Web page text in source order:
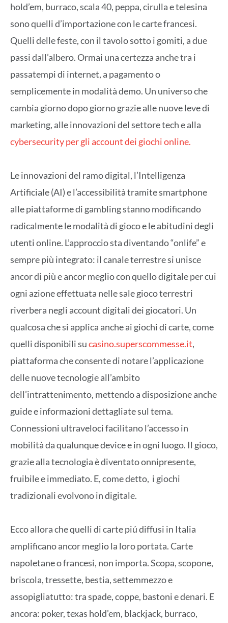
hold’em, burraco, scala 40, peppa, cirulla e telesina
sono quelli d’importazione con le carte francesi.
Quelli delle feste, con il tavolo sotto i gomiti, a due
passi dall’albero. Ormai una certezza anche tra i
passatempi di internet, a pagamento o
semplicemente in modalità demo. Un universo che
cambia giorno dopo giorno grazie alle nuove leve di
marketing, alle innovazioni del settore tech e alla
cybersecurity per gli account dei giochi online.
Le innovazioni del ramo digital, l’Intelligenza
Artificiale (AI) e l’accessibilità tramite smartphone
alle piattaforme di gambling stanno modificando
radicalmente le modalità di gioco e le abitudini degli
utenti online. L’approccio sta diventando “onlife” e
sempre più integrato: il canale terrestre si unisce
ancor di più e ancor meglio con quello digitale per cui
ogni azione effettuata nelle sale gioco terrestri
riverbera negli account digitali dei giocatori. Un
qualcosa che si applica anche ai giochi di carte, come
quelli disponibili sucasino.superscommesse.it,
piattaforma che consente di notare l’applicazione
delle nuove tecnologie all’ambito
dell’intrattenimento, mettendo a disposizione anche
guide e informazioni dettagliate sul tema.
Connessioni ultraveloci facilitano l’accesso in
mobilità da qualunque device e in ogni luogo. Il gioco,
grazie alla tecnologia è diventato onnipresente,
fruibile e immediato. E, come detto, i giochi
tradizionali evolvono in digitale.
Ecco allora che quelli di carte piú diffusi in Italia
amplificano ancor meglio la loro portata. Carte
napoletane o francesi, non importa. Scopa, scopone,
briscola, tressette, bestia, settemmezzo e
assopigliatutto: tra spade, coppe, bastoni e denari. E
ancora: poker, texas hold’em, blackjack, burraco,